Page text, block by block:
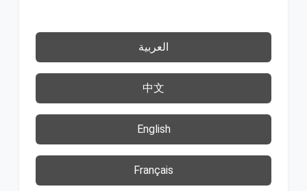
العربية
中文
English
Français